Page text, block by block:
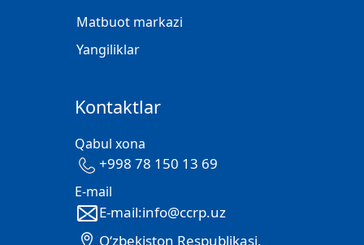
Matbuot markazi
Yangiliklar
Kontaktlar
Qabul xona
+998 78 150 13 69
E-mail
E-mail:info@ccrp.uz
O‘zbekiston Respublikasi,